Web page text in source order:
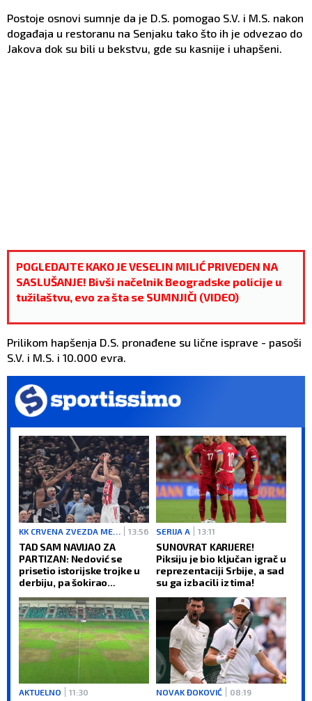
Postoje osnovi sumnje da je D.S. pomogao S.V. i M.S. nakon
događaja u restoranu na Senjaku tako što ih je odvezao do
Jakova dok su bili u bekstvu, gde su kasnije i uhapšeni.
POGLEDAJTE KAKO JE VESELIN MILIĆ PRIVEDEN NA
SASLUŠANJE! Bivši načelnik Beogradske policije u
tužilaštvu, evo za šta se SUMNJIČI (VIDEO)
Prilikom hapšenja D.S. pronađene su lične isprave - pasoši
S.V. i M.S. i 10.000 evra.
13:56
TAD SAM NAVIJAO ZA
PARTIZAN: Nedović se
prisetio istorijske trojke u
derbiju, pa šokirao
SERIJA A 13:11
SUNOVRAT KARIJERE!
Piksiju je bio ključan igrač u
reprezentaciji Srbije, a sad
su ga izbacili iz tima!
AKTUELNO 11:30 NOVAK ĐOKOVIĆ 08:19